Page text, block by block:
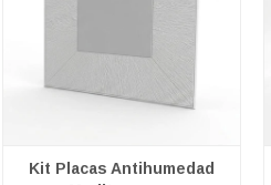
Kit Placas Antihumedad